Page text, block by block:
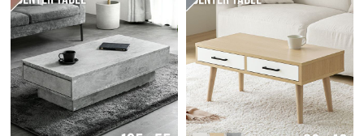
ー
ビ
ス
に
つ
い
て
天板下のサイドレバーを操作して、お好みの高さにスムーズに調節で
きます。
上昇時：レバーを引き好みの高さに設定後、レバーを戻す。
下降時：レバーを引いた状態で天板中心に体重を掛ける。